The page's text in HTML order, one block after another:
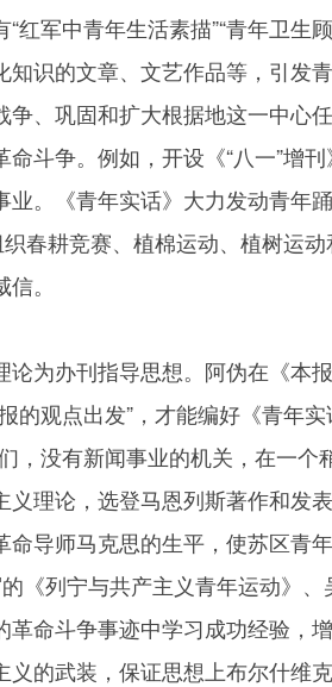
军中青年生活素描”“青年卫生
识的文章、文艺作品等，引发青
争、巩固和扩大根据地这一中
斗争。例如，开设《“八一”增
。《青年实话》大力发动青年
春耕竞赛、植棉运动、植树运
。
论为办刊指导思想。阿伪在《
的观点出发”，才能编好《青年
，没有新闻事业的机关，在一
义理论，选登马恩列斯著作和
命导师马克思的生平，使苏区
《列宁与共产主义青年运动》
命斗争事迹中学习成功经验，增
的武装，保证思想上布尔什维